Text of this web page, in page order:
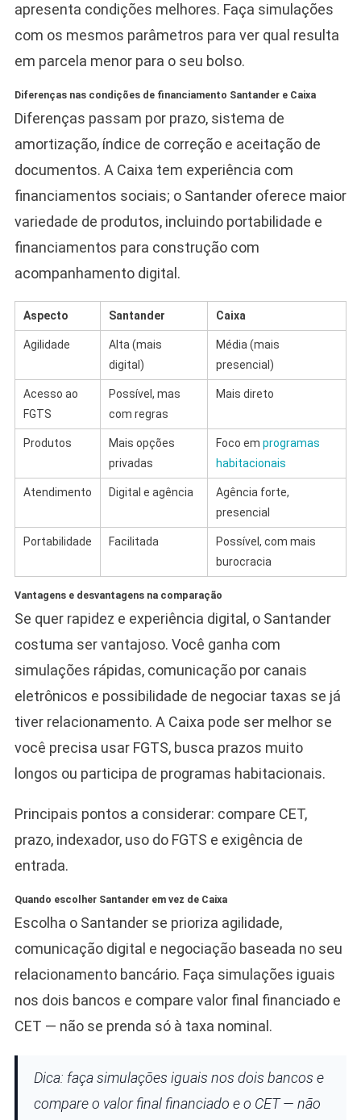
apresenta condições melhores. Faça simulações
com os mesmos parâmetros para ver qual resulta
em parcela menor para o seu bolso.
Diferenças nas condições de financiamento Santander e Caixa
Diferenças passam por prazo, sistema de
amortização, índice de correção e aceitação de
documentos. A Caixa tem experiência com
financiamentos sociais; o Santander oferece maior
variedade de produtos, incluindo portabilidade e
financiamentos para construção com
acompanhamento digital.
Aspecto Santander Caixa
Agilidade
Alta (mais
digital)
Média (mais
presencial)
Acesso ao
FGTS
Possível, mas
com regras
Mais direto
Produtos
Mais opções
privadas
Foco em programas
habitacionais
Atendimento Digital e agência
Agência forte,
presencial
Portabilidade Facilitada
Possível, com mais
burocracia
Vantagens e desvantagens na comparação
Se quer rapidez e experiência digital, o Santander
costuma ser vantajoso. Você ganha com
simulações rápidas, comunicação por canais
eletrônicos e possibilidade de negociar taxas se já
tiver relacionamento. A Caixa pode ser melhor se
você precisa usar FGTS, busca prazos muito
longos ou participa de programas habitacionais.
Principais pontos a considerar: compare CET,
prazo, indexador, uso do FGTS e exigência de
entrada.
Quando escolher Santander em vez de Caixa
Escolha o Santander se prioriza agilidade,
comunicação digital e negociação baseada no seu
relacionamento bancário. Faça simulações iguais
nos dois bancos e compare valor final financiado e
CET — não se prenda só à taxa nominal.
Dica: faça simulações iguais nos dois bancos e
compare o valor final financiado e o CET — não